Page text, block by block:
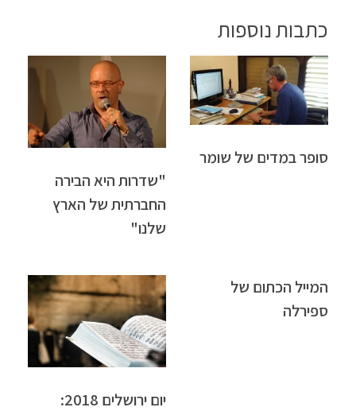
כתבות נוספות
סופר במדים של שומר
"שדרות היא הבירה
החברתית של הארץ
שלנו"
המייל הכתום של
ספירלה
יום ירושלים 2018: